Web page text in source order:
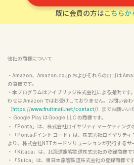
既に会員の方はこちら
他社の商標について
・Amazon、Amazon.co.jp およびそれらのロゴは
の商標です。
・本プログラムはアイブリッジ株式会社による提供で
わせは Amazon ではお受けしておりません。お問い合
（https://www.fruitmail.net/contact/）までお願いい
・ Google Play は Google LLC の商標です。
・「Ponta」は、株式会社ロイヤリティ マーケティング
・「Pontaポイント コード」は、株式会社ロイヤリテ
より、株式会社NTTカードソリューションが発行するサ
・「Kitaca」は、北海道旅客鉄道株式会社の登録商標で
・「Suica」は、東日本旅客鉄道株式会社の登録商標です